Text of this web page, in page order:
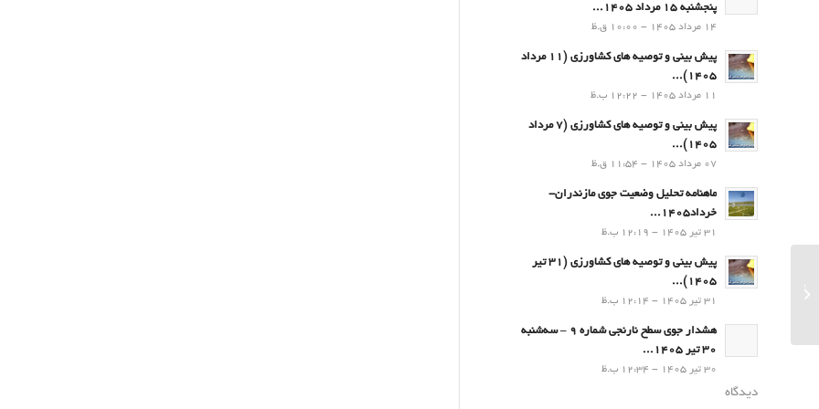
پنجشنبه 15 مرداد 1405...
14 مرداد 1405 - 10:00 ق.ظ
پیش بینی و توصیه های کشاورزی (11 مرداد
۱۴۰۵)...
11 مرداد 1405 - 12:22 ب.ظ
پیش بینی و توصیه های کشاورزی (7 مرداد
۱۴۰۵)...
07 مرداد 1405 - 11:54 ق.ظ
ماهنامه تحلیل وضعیت جوی مازندران-
خرداد1405...
31 تیر 1405 - 12:19 ب.ظ
پیش بینی و توصیه های کشاورزی (31 تیر
۱۴۰۵)...
31 تیر 1405 - 12:14 ب.ظ
هشدار جوی سطح نارنجی شماره 9 – سه‌شنبه
30 تیر 1405...
30 تیر 1405 - 12:34 ب.ظ
دیدگاه
پیش بینی و توصیه های کشاورزی